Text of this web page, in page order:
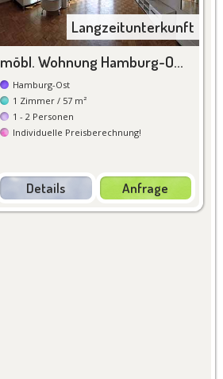
Langzeitunterkunft
möbl. Wohnung Hamburg-Ost
Hamburg-Ost
1 Zimmer / 57 m²
1 - 2 Personen
Individuelle Preisberechnung!
Details
Details Anfrage